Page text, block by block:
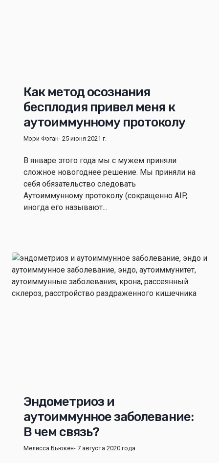
Как метод осознания
бесплодия привел меня к
аутоиммунному протоколу
Мэри Фэган- 25 июня 2021 г.
В январе этого года мы с мужем приняли
сложное новогоднее решение. Мы приняли на
себя обязательство следовать
Аутоиммунному протоколу (сокращенно AIP,
иногда его называют...
Эндометриоз и
аутоиммунное заболевание:
В чем связь?
Мелисса Бьюкен- 7 августа 2020 года